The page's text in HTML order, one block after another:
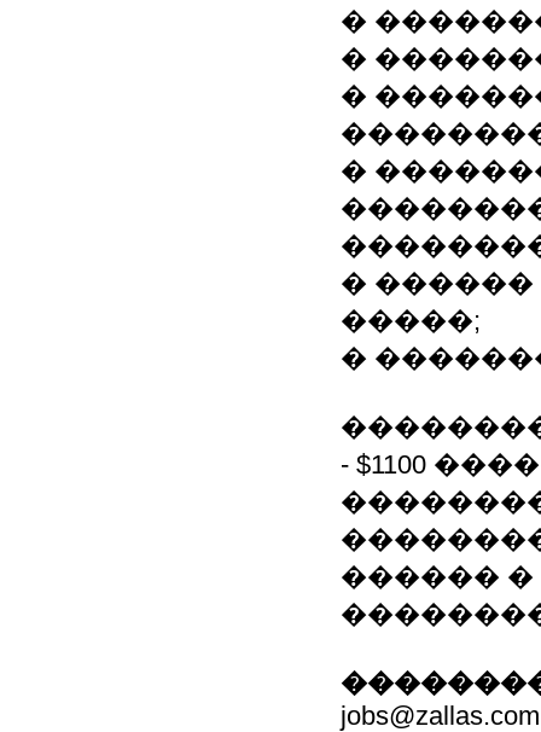
�
�
�
�
� ������
�����;
�
- $1100
������
��������
jobs@zallas.com